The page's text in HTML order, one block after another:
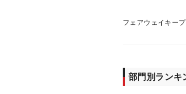
フェアウェイキープ
部門別ランキ